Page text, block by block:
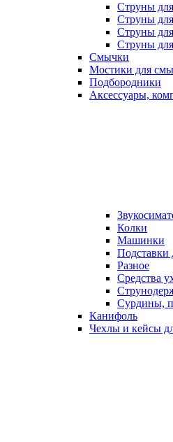
Струны для
Струны
Струны для
Струны
Смычки
Мостики для
Подбородники
Аксеcсуары,
Колки
Машинки
Подставки
Разное
Средства
Сурдины,
Канифоль
Чехлы и кейсы